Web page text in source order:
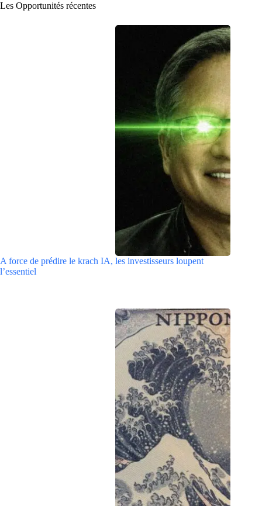
Les Opportunités récentes
A force de prédire le krach IA, les investisseurs loupent
l’essentiel